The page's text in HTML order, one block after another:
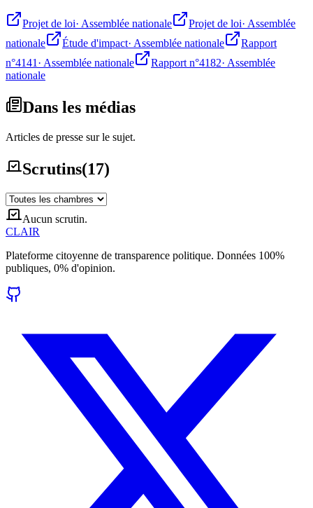
Projet de loi· Assemblée nationale Projet de loi· Assemblée
nationale
Étude d'impact· Assemblée nationale
Rapport
n°4141 · Assemblée nationale Rapport n°4182· Assemblée
nationale
Dans les médias
Articles de presse sur le sujet.
Scrutins(17)
Aucun scrutin.
CLAIR
Plateforme citoyenne de transparence politique. Données 100%
publiques, 0% d'opinion.